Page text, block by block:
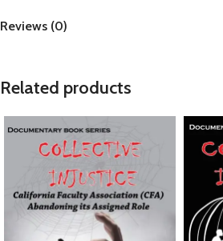
Reviews (0)
Related products